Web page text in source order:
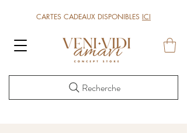
CARTES CADEAUX DISPONIBLES ICI
Recherche